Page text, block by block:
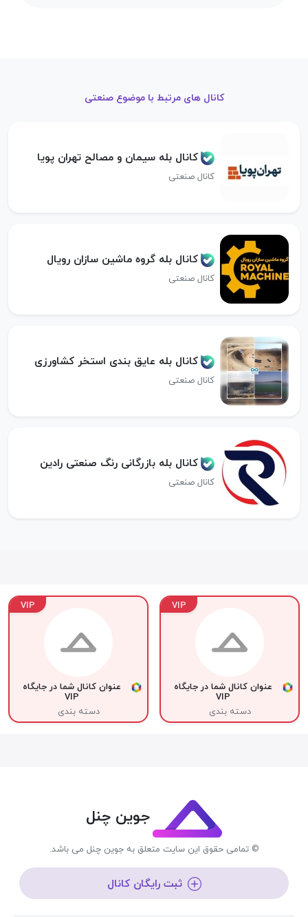
کانال های مرتبط با موضوع صنعتی
کانال بله سیمان و مصالح تهران پویا
کانال صنعتی
کانال بله گروه ماشین سازان رویال
کانال صنعتی
کانال بله عایق بندی استخر کشاورزی
کانال صنعتی
کانال بله بازرگانی رنگ صنعتی رادین
کانال صنعتی
VIP
عنوان کانال شما در جایگاه
VIP
دسته بندی
VIP
عنوان کانال شما در جایگاه
VIP
دسته بندی
جوین چنل
© تمامی حقوق این سایت متعلق به جوین چنل می باشد.
ثبت رایگان کانال